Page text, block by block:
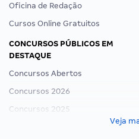
Oficina de Redação
Cursos Online Gratuitos
CONCURSOS PÚBLICOS EM
DESTAQUE
Concursos Abertos
Concursos 2026
Concursos 2025
Veja